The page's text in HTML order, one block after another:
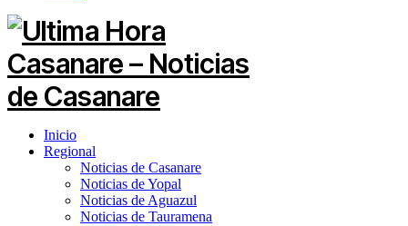
Inicio
Regional
Noticias de Casanare
Noticias de Yopal
Noticias de Aguazul
Noticias de Tauramena